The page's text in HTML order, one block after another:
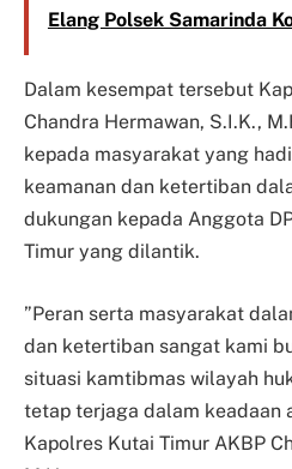
Elang Polsek Samarinda
Dalam kesempat tersebut
Chandra Hermawan, S.I.K.,
kepada masyarakat yang
keamanan dan ketertiban
dukungan kepada Anggota
Timur yang dilantik.
”Peran serta masyarakat
dan ketertiban sangat kami
situasi kamtibmas wilayah
tetap terjaga dalam keadaan
Kapolres Kutai Timur AKBP